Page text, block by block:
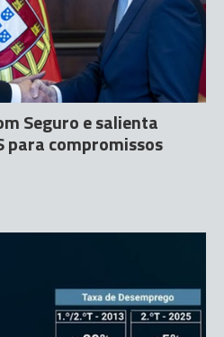
Seguro e salienta
para compromissos